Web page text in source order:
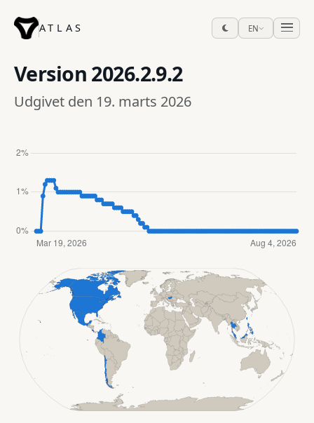
ATLAS EN
Version 2026.2.9.2
Udgivet den 19. marts 2026